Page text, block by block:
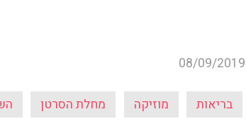
08/09/2019
בריאות מוזיקה מחלת הסרטן